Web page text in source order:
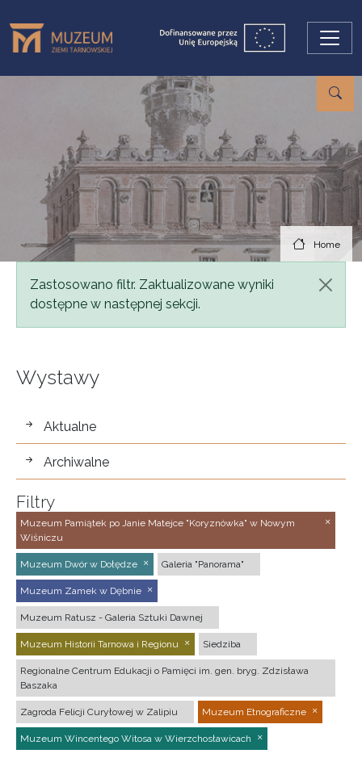
Home
Status message
Zastosowano filtr. Zaktualizowane wyniki
dostępne w następnej sekcji.
Wystawy
wystawy
Aktualne
Archiwalne
Filtry
Muzeum Pamiątek po Janie Matejce "Koryznówka" w Nowym
Wiśniczu
Muzeum Dwór w Dołędze Galeria "Panorama"
Muzeum Zamek w Dębnie
Muzeum Ratusz - Galeria Sztuki Dawnej
Muzeum Historii Tarnowa i Regionu Siedziba
Regionalne Centrum Edukacji o Pamięci im. gen. bryg. Zdzisława
Baszaka
Zagroda Felicji Curyłowej w Zalipiu Muzeum Etnograficzne
Muzeum Wincentego Witosa w Wierzchosławicach